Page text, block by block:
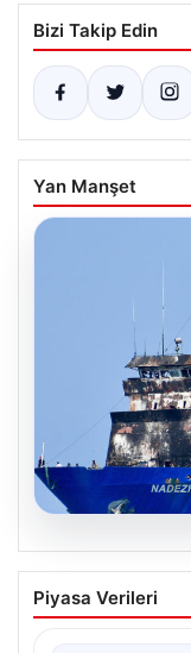
Bizi Takip Edin
Yan Manşet
08.08.2026
görüntü:
Piyasa Verileri